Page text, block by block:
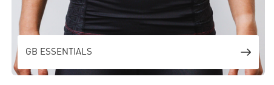
GB ESSENTIALS